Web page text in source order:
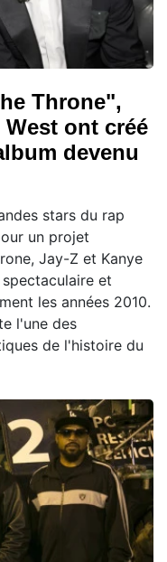
Throne",
ont créé
devenu
stars du rap
un projet
Jay-Z et Kanye
et
les années 2010.
l'une des
de l'histoire du